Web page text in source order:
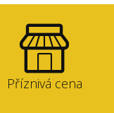
Příznivá cena